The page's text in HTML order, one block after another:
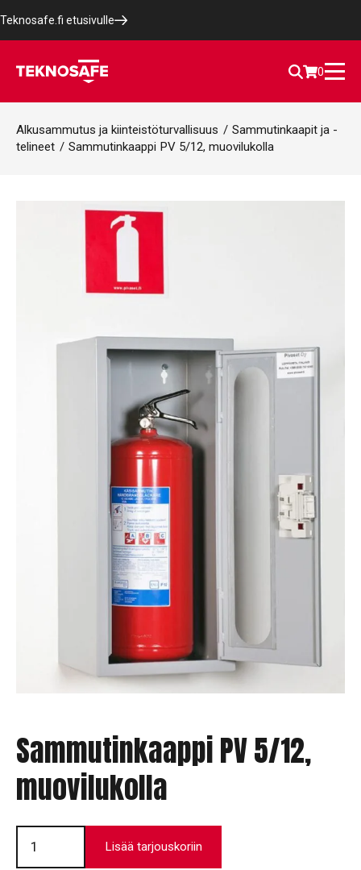
Teknosafe.fi etusivulle
0
Alkusammutus ja kiinteistöturvallisuus / Sammutinkaapit ja -
telineet / Sammutinkaappi PV 5/12, muovilukolla
Sammutinkaappi PV 5/12,
muovilukolla
Sammutinkaappi
5/12,
muovilukolla
Lisää tarjouskoriin